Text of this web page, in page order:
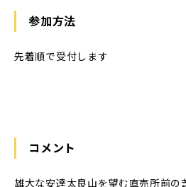
参加方法
先着順で受付します
コメント
雄大な安達太良山を望む直売所前